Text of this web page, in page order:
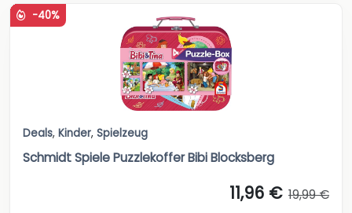
-40%
Deals, Kinder, Spielzeug
Schmidt Spiele Puzzlekoffer Bibi Blocksberg
11,96 € 19,99 €